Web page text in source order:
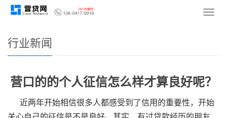
导
您的位置： 网站首页>新闻资讯
行业新闻
营口的的个人征信怎么样才算良好呢？
近两年开始相信很多人都感受到了信用的重要性，开始